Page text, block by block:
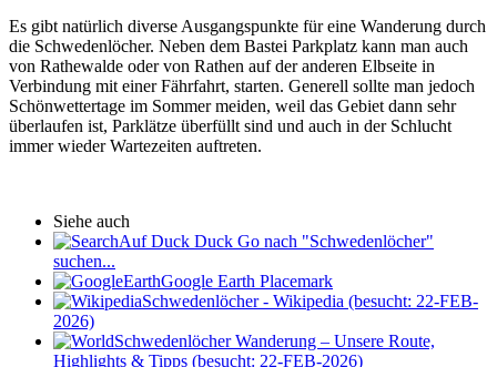
Es gibt natürlich diverse Ausgangspunkte für eine Wanderung durch
die Schwedenlöcher. Neben dem Bastei Parkplatz kann man auch
von Rathewalde oder von Rathen auf der anderen Elbseite in
Verbindung mit einer Fährfahrt, starten. Generell sollte man jedoch
Schönwettertage im Sommer meiden, weil das Gebiet dann sehr
überlaufen ist, Parklätze überfüllt sind und auch in der Schlucht
immer wieder Wartezeiten auftreten.
Siehe auch
Auf Duck Duck Go nach "Schwedenlöcher"
suchen...
Google Earth Placemark
Schwedenlöcher - Wikipedia (besucht: 22-FEB-
2026)
Schwedenlöcher Wanderung – Unsere Route,
Highlights & Tipps (besucht: 22-FEB-2026)